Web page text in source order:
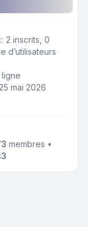
2 inscrits, 0
d’utilisateurs
ligne
mai 2026
membres •